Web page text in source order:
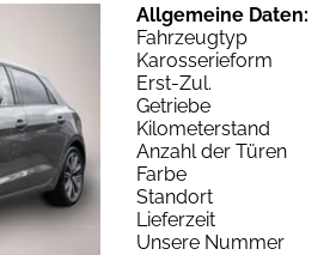
Allgemeine Daten:
Fahrzeugtyp
Karosserieform
Erst-Zul.
Getriebe
Kilometerstand
Anzahl der Türen
Farbe
Standort
Lieferzeit
Unsere Nummer